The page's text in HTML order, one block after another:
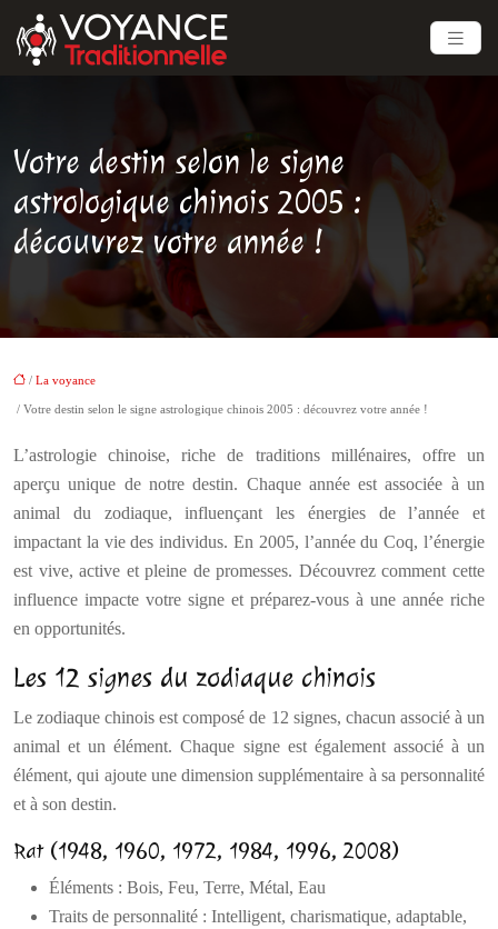
Votre destin selon le signe
astrologique chinois 2005 :
découvrez votre année !
/ La voyance
/ Votre destin selon le signe astrologique chinois 2005 : découvrez votre année !
L’astrologie chinoise, riche de traditions millénaires, offre un
aperçu unique de notre destin. Chaque année est associée à un
animal du zodiaque, influençant les énergies de l’année et
impactant la vie des individus. En 2005, l’année du Coq, l’énergie
est vive, active et pleine de promesses. Découvrez comment cette
influence impacte votre signe et préparez-vous à une année riche
en opportunités.
Les 12 signes du zodiaque chinois
Le zodiaque chinois est composé de 12 signes, chacun associé à un
animal et un élément. Chaque signe est également associé à un
élément, qui ajoute une dimension supplémentaire à sa personnalité
et à son destin.
Rat (1948, 1960, 1972, 1984, 1996, 2008)
Éléments : Bois, Feu, Terre, Métal, Eau
Traits de personnalité : Intelligent, charismatique, adaptable,